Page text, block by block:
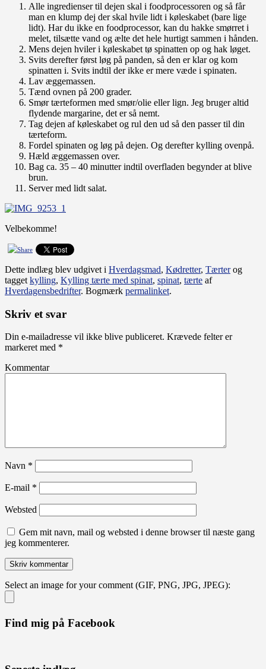
Alle ingredienser til dejen skal i foodprocessoren og så får
man en klump dej der skal hvile lidt i køleskabet (bare lige
lidt). Har du ikke en foodprocessor, kan du hakke smørret i
melet, tilsætte vand og ælte det hele hurtigt sammen i hånden.
Mens dejen hviler i køleskabet tø spinatten op og hak løget.
Svits derefter først løg på panden, så den er klar og kom
spinatten i. Svits indtil der ikke er mere væde i spinaten.
Lav æggemassen.
Tænd ovnen på 200 grader.
Smør tærteformen med smør/olie eller lign. Jeg bruger altid
flydende margarine, det er så nemt.
Tag dejen af køleskabet og rul den ud så den passer til din
tærteform.
Fordel spinaten og løg på dejen. Og derefter kylling ovenpå.
Hæld æggemassen over.
Bag ca. 35 – 40 minutter indtil overfladen begynder at blive
brun.
Server med lidt salat.
Velbekomme!
Dette indlæg blev udgivet i Hverdagsmad, Kødretter, Tærterog
tagget kylling, Kylling tærte med spinat, spinat, tærte af
Hverdagensbedrifter. Bogmærk permalinket.
Skriv et svar
Din e-mailadresse vil ikke blive publiceret. Krævede felter er
markeret med *
Kommentar
Navn *
E-mail *
Websted
Gem mit navn, mail og websted i denne browser til næste gang
jeg kommenterer.
Select an image for your comment (GIF, PNG, JPG, JPEG):
Find mig på Facebook